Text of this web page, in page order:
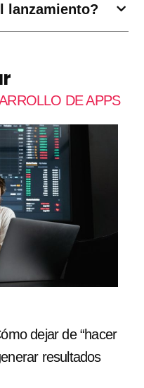
lanzamiento?
DE APPS
dejar de “hacer
resultados